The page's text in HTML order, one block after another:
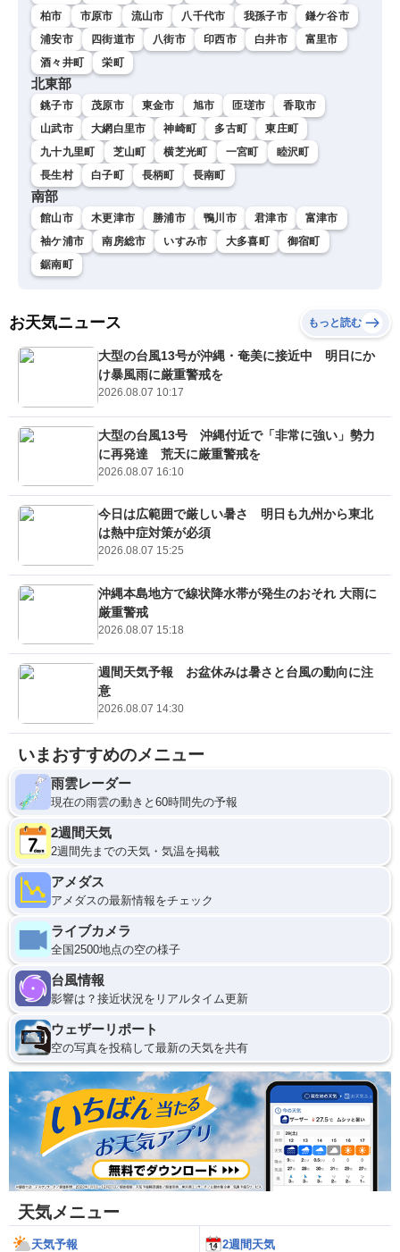
柏市 市原市 流山市 八千代市 我孫子市
鎌ケ谷市
浦安市
四街道市 八街市 印西市 白井市
富里市
酒々井町
栄町
北東部
銚子市 茂原市 東金市 旭市 匝瑳市
香取市
山武市
大網白里市 神崎町 多古町
東庄町
九十九里町
芝山町 横芝光町 一宮町
睦沢町
長生村
白子町 長柄町 長南町
南部
館山市 木更津市 勝浦市 鴨川市 君津市
富津市
袖ケ浦市
南房総市 いすみ市 大多喜町
御宿町
鋸南町
お天気ニュース もっと読む
大型の台風13号が沖縄・奄美に接近中 明日にか
け暴風雨に厳重警戒を
2026.08.07 10:17
大型の台風13号 沖縄付近で「非常に強い」勢力
に再発達 荒天に厳重警戒を
2026.08.07 16:10
今日は広範囲で厳しい暑さ 明日も九州から東北
は熱中症対策が必須
2026.08.07 15:25
沖縄本島地方で線状降水帯が発生のおそれ 大雨に
厳重警戒
2026.08.07 15:18
週間天気予報 お盆休みは暑さと台風の動向に注
意
2026.08.07 14:30
いまおすすめのメニュー
雨雲レーダー
現在の雨雲の動きと60時間先の予報
2週間天気
2週間先までの天気・気温を掲載
アメダス
アメダスの最新情報をチェック
ライブカメラ
全国2500地点の空の様子
台風情報
影響は？接近状況をリアルタイム更新
ウェザーリポート
空の写真を投稿して最新の天気を共有
天気メニュー
天気予報 2週間天気